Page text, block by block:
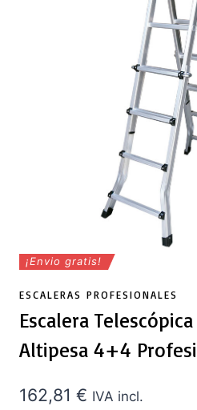
¡Envio gratis!
ESCALERAS PROFESIONALES
Escalera
Altipesa 4+4
162,81 € IVA incl.